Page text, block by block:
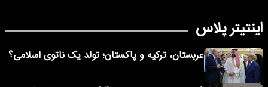
اینتیتر پلاس
عربستان، ترکیه و پاکستان؛ تولد یک ناتوی اسلامی؟